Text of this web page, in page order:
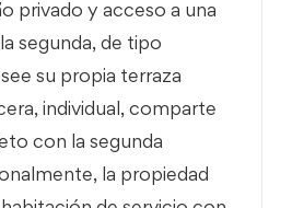
privado y acceso a una
segunda, de tipo
su propia terraza
individual, comparte
con la segunda
la propiedad